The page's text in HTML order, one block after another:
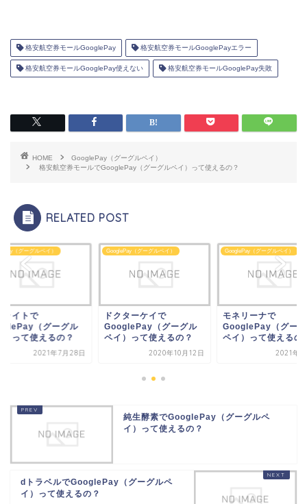
格安航空券モールGooglePay 格安航空券モールGooglePayエラー
格安航空券モールGooglePay使えない 格安航空券モールGooglePay失敗
HOME
GooglePay（グーグルペイ）
格安航空券モールでGooglePay（グーグルペイ）って使えるの？
RELATED POST
（グーグルペイ）
ーケイで
（グーグル
）って使えるの？
2020年10月12日
GooglePay（グーグルペイ）
モネリーナで
GooglePay（グーグル
ペイ）って使えるの？
2021年9月4日
GooglePay（グーグルペイ）
オーライトで
GooglePay（グー
ペイ）って使えるの
2021年7
純生酵素でGooglePay（グーグルペ
イ）って使えるの？
dトラベルでGooglePay（グーグルペ
イ）って使えるの？